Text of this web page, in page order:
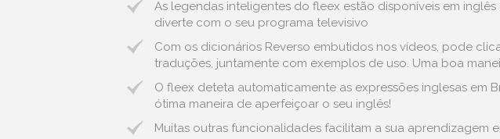
As legendas inteligentes do fleex estão disponíveis em
diverte com o seu programa televisivo
Com os dicionários Reverso embutidos nos vídeos, pode
traduções, juntamente com exemplos de uso. Uma boa
O fleex deteta automaticamente as expressões inglesas em
ótima maneira de aperfeiçoar o seu inglês!
Muitas outras funcionalidades facilitam a sua